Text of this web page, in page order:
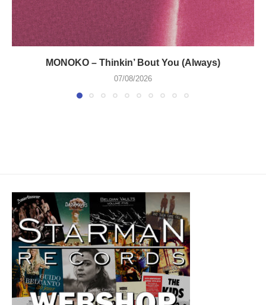
MONOKO – Thinkin’ Bout You (Always)
07/08/2026